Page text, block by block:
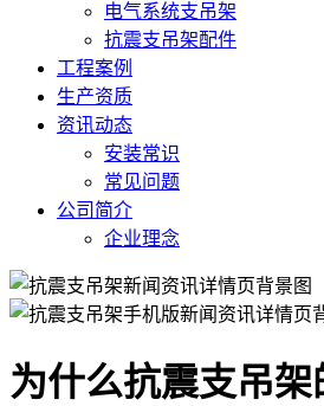
电气系统支吊架
抗震支吊架配件
工程案例
生产资质
资讯动态
安装常识
常见问题
公司简介
企业理念
为什么抗震支吊架